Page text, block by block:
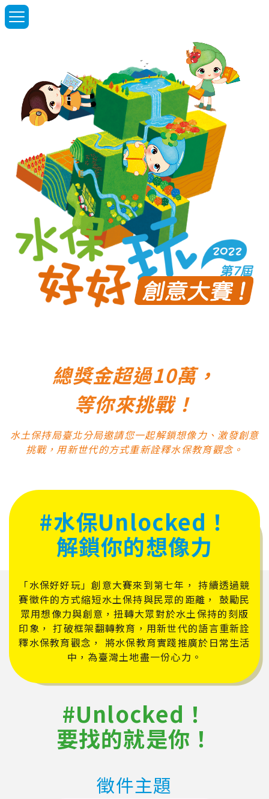
2022水保好好玩創意大賽
總獎金超過10萬，
等你來挑戰！
水土保持局臺北分局邀請您一起解鎖想像力、激發創意
挑戰，用新世代的方式重新詮釋水保教育觀念。
#水保Unlocked！
解鎖你的想像力
「水保好好玩」創意大賽來到第七年， 持續透過競
賽徵件的方式縮短水土保持與民眾的距離， 鼓勵民
眾用想像力與創意，扭轉大眾對於水土保持的刻版
印象， 打破框架翻轉教育，用新世代的語言重新詮
釋水保教育觀念，
將水保教育實踐推廣於日常生活
中，為臺灣土地盡一份心力。
#Unlocked！
要找的就是你！
徵件主題